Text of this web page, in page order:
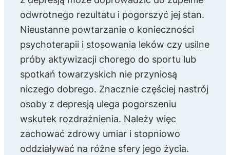
odwrotnego rezultatu i pogorszyć jej stan.
Nieustanne powtarzanie o konieczności
psychoterapii i stosowania leków czy usilne
próby aktywizacji chorego do sportu lub
spotkań towarzyskich nie przyniosą
niczego dobrego. Znacznie częściej nastrój
osoby z depresją ulega pogorszeniu
wskutek rozdrażnienia. Należy więc
zachować zdrowy umiar i stopniowo
oddziaływać na różne sfery jego życia.